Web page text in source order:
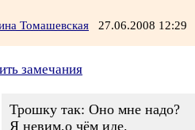
Томашевская 27.06.2008 12:29
замечания
Трошку так: Оно мне надо?
Я невим,о чём иде.